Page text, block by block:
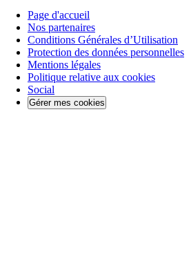
Page d'accueil
Nos partenaires
Conditions Générales d’Utilisation
Protection des données personnelles
Mentions légales
Politique relative aux cookies
Social
Gérer mes cookies